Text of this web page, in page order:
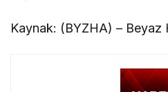
Kaynak: (BYZHA) – Beyaz